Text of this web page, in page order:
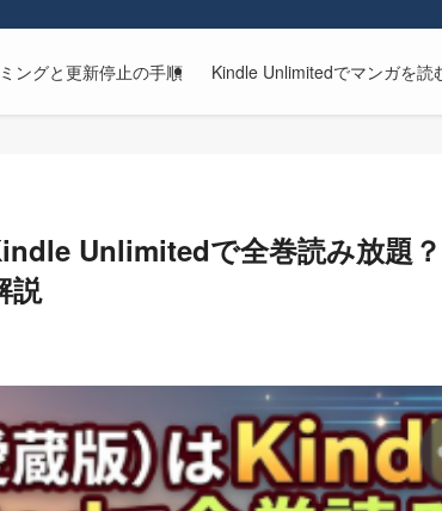
ングと更新停止の手順 Kindle Unlimitedでマンガを
Unlimitedで全巻読み放題
説